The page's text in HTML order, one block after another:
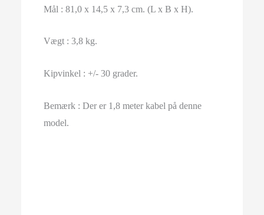
Mål : 81,0 x 14,5 x 7,3 cm. (L x B x H).
Vægt : 3,8 kg.
Kipvinkel : +/- 30 grader.
Bemærk : Der er 1,8 meter kabel på denne
model.